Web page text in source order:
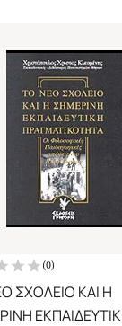
(0)
ΣΧΟΛΕΙΟ ΚΑΙ Η